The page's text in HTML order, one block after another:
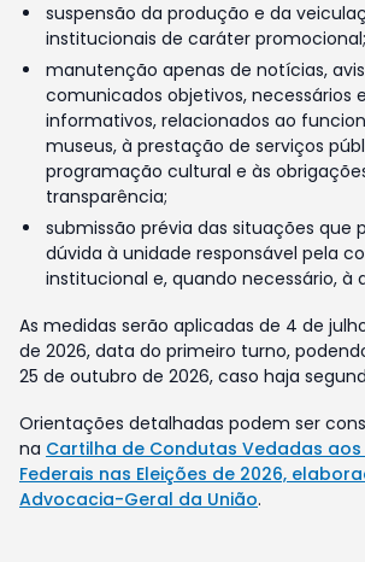
suspensão da produção e da
institucionais de caráter promocional;
manutenção apenas de notícias,
comunicados objetivos, necessários
informativos, relacionados ao
museus, à prestação de serviços
programação cultural e às
transparência;
submissão prévia das situações que
dúvida à unidade responsável pela
institucional e, quando necessário, à
As medidas serão aplicadas de 4 de
de 2026, data do primeiro turno,
25 de outubro de 2026, caso haja
Orientações detalhadas podem ser
na Cartilha de Condutas Vedadas aos
Federais nas Eleições de 2026,
Advocacia-Geral da União.